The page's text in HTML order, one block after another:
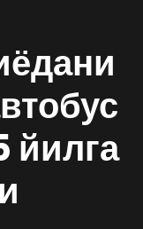
йилга